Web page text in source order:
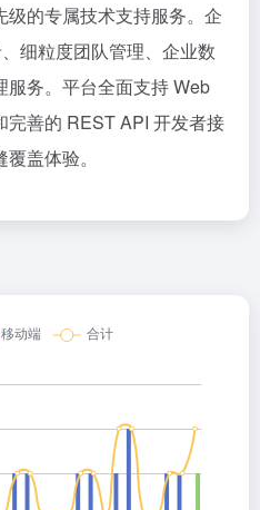
的专属技术支持服务。企
细粒度团队管理、企业数
务。平台全面支持 Web
善的 REST API 开发者接
盖体验。